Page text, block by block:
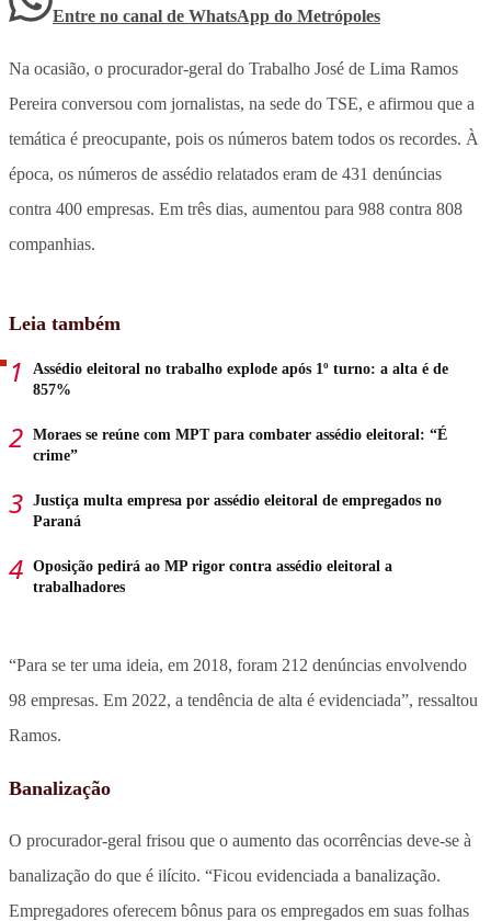
Entre no canal de WhatsApp do Metrópoles
Na ocasião, o procurador-geral do Trabalho José de Lima Ramos
Pereira conversou com jornalistas, na sede do TSE, e afirmou que a
temática é preocupante, pois os números batem todos os recordes. À
época, os números de assédio relatados eram de 431 denúncias
contra 400 empresas. Em três dias, aumentou para 988 contra 808
companhias.
Leia também
Assédio eleitoral no trabalho explode após 1º turno: a alta é de
857%
Moraes se reúne com MPT para combater assédio eleitoral: “É
crime”
Justiça multa empresa por assédio eleitoral de empregados no
Paraná
Oposição pedirá ao MP rigor contra assédio eleitoral a
trabalhadores
“Para se ter uma ideia, em 2018, foram 212 denúncias envolvendo
98 empresas. Em 2022, a tendência de alta é evidenciada”, ressaltou
Ramos.
Banalização
O procurador-geral frisou que o aumento das ocorrências deve-se à
banalização do que é ilícito. “Ficou evidenciada a banalização.
Empregadores oferecem bônus para os empregados em suas folhas